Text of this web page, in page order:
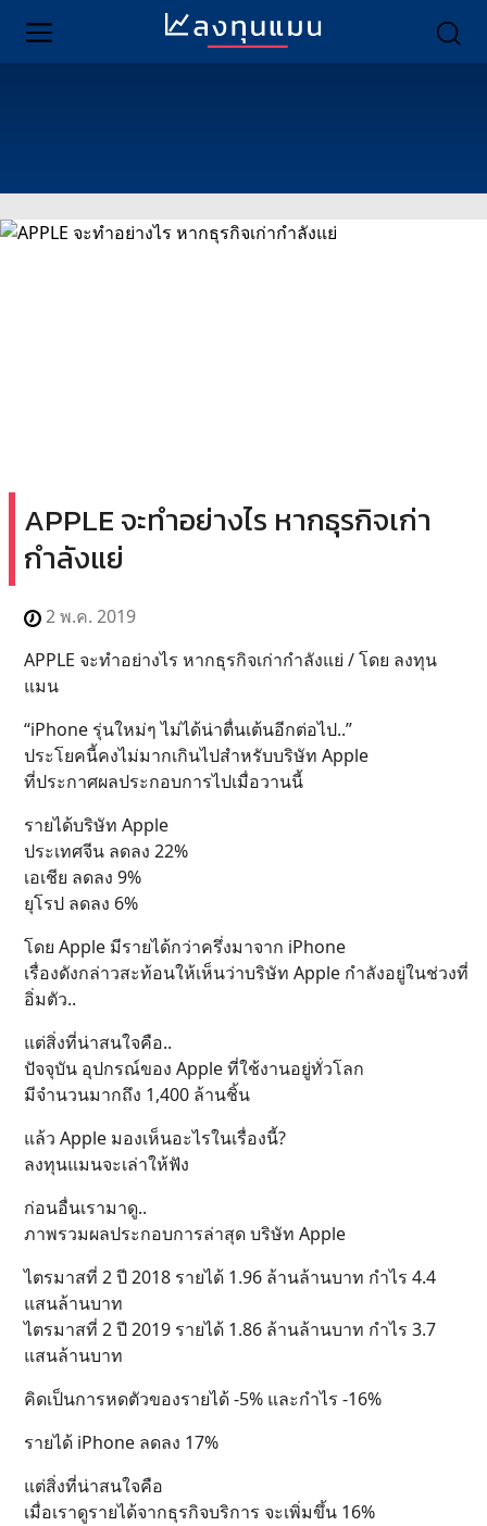
APPLE จะทำอย่างไร หากธุรกิจเก่า
กำลังแย่
2 พ.ค. 2019
APPLE จะทำอย่างไร หากธุรกิจเก่ากำลังแย่ / โดย ลงทุน
แมน
“iPhone รุ่นใหม่ๆ ไม่ได้น่าตื่นเต้นอีกต่อไป..”
ประโยคนี้คงไม่มากเกินไปสำหรับบริษัท Apple
ที่ประกาศผลประกอบการไปเมื่อวานนี้
รายได้บริษัท Apple
ประเทศจีน ลดลง 22%
เอเชีย ลดลง 9%
ยุโรป ลดลง 6%
โดย Apple มีรายได้กว่าครึ่งมาจาก iPhone
เรื่องดังกล่าวสะท้อนให้เห็นว่าบริษัท Apple กำลังอยู่ในช่วงที่
อิ่มตัว..
แต่สิ่งที่น่าสนใจคือ..
ปัจจุบัน อุปกรณ์ของ Apple ที่ใช้งานอยู่ทั่วโลก
มีจำนวนมากถึง 1,400 ล้านชิ้น
แล้ว Apple มองเห็นอะไรในเรื่องนี้?
ลงทุนแมนจะเล่าให้ฟัง
ก่อนอื่นเรามาดู..
ภาพรวมผลประกอบการล่าสุด บริษัท Apple
ไตรมาสที่ 2 ปี 2018 รายได้ 1.96 ล้านล้านบาท กำไร 4.4
แสนล้านบาท
ไตรมาสที่ 2 ปี 2019 รายได้ 1.86 ล้านล้านบาท กำไร 3.7
แสนล้านบาท
คิดเป็นการหดตัวของรายได้ -5% และกำไร -16%
รายได้ iPhone ลดลง 17%
แต่สิ่งที่น่าสนใจคือ
เมื่อเราดูรายได้จากธุรกิจบริการ จะเพิ่มขึ้น 16%